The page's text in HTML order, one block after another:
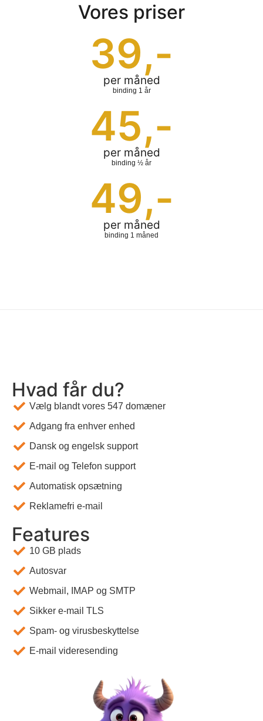
Vores priser
per måned
39,-
binding 1 år
per måned
45,-
binding ½ år
per måned
49,-
binding 1 måned
Hvad får du?
Vælg blandt vores 547 domæner
Adgang fra enhver enhed
Dansk og engelsk support
E-mail og Telefon support
Automatisk opsætning
Reklamefri e-mail
Features
10 GB plads
Autosvar
Webmail, IMAP og SMTP
Sikker e-mail TLS
Spam- og virusbeskyttelse
E-mail videresending